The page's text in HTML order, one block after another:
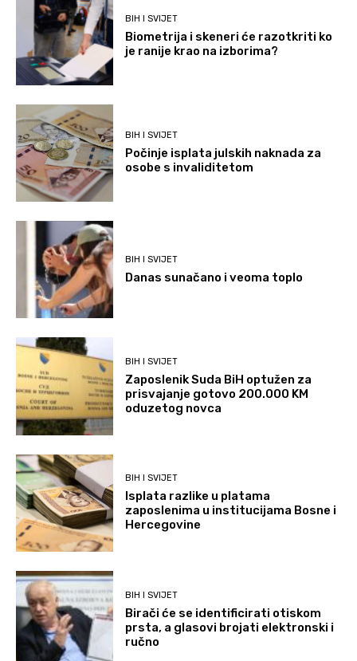
BIH I SVIJET
Biometrija i skeneri će razotkriti ko
je ranije krao na izborima?
BIH I SVIJET
Počinje isplata julskih naknada za
osobe s invaliditetom
BIH I SVIJET
Danas sunačano i veoma toplo
BIH I SVIJET
Zaposlenik Suda BiH optužen za
prisvajanje gotovo 200.000 KM
oduzetog novca
BIH I SVIJET
Isplata razlike u platama
zaposlenima u institucijama Bosne i
Hercegovine
BIH I SVIJET
Birači će se identificirati otiskom
prsta, a glasovi brojati elektronski i
ručno